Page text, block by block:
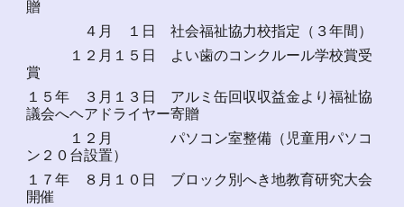
贈
４月 １日 社会福祉協力校指定（３年間）
１２月１５日 よい歯のコンクルール学校賞受
賞
１５年 ３月１３日 アルミ缶回収収益金より福祉協
議会へヘアドライヤー寄贈
１２月 パソコン室整備（児童用パソコ
ン２０台設置）
１７年 ８月１０日 ブロック別へき地教育研究大会
開催